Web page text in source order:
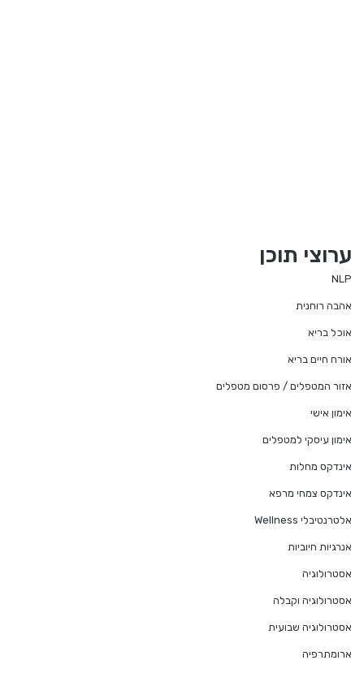
ערוצי תוכן
NLP
אהבה רוחנית
אוכל בריא
אורח חיים בריא
אזור המטפלים / פרסום מטפלים
אימון אישי
אימון עיסקי למטפלים
אינדקס מחלות
אינדקס צמחי מרפא
אלטרנטיבלי Wellness
אנרגיות חיוביות
אסטרולוגיה
אסטרולוגיה וקבלה
אסטרולוגיה שבועית
ארומתרפיה